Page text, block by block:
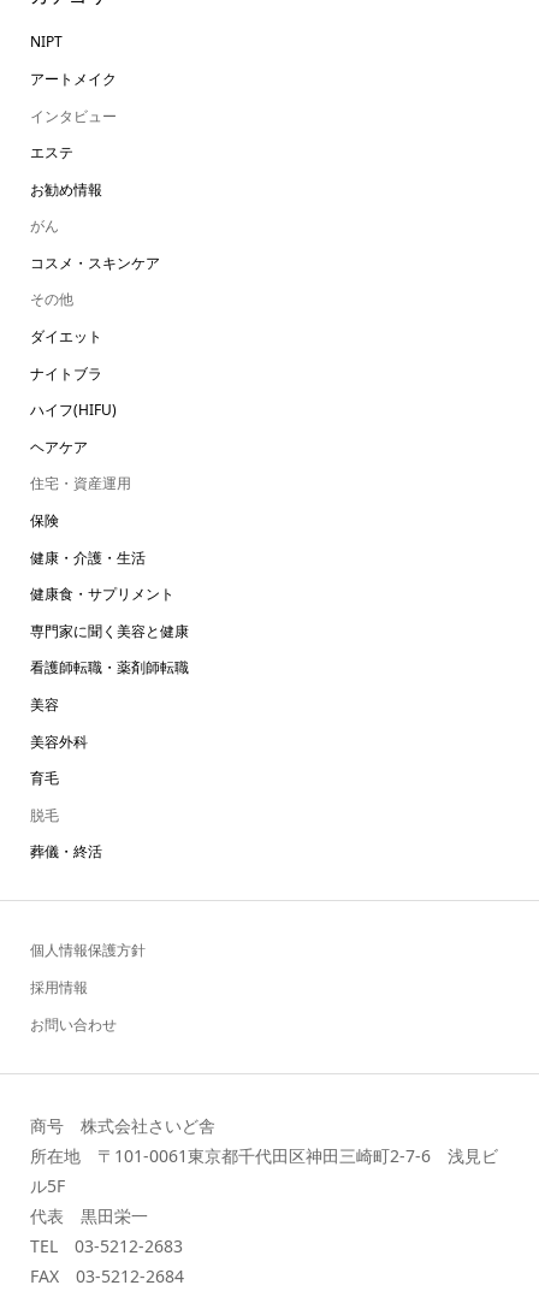
NIPT
アートメイク
インタビュー
エステ
お勧め情報
がん
コスメ・スキンケア
その他
ダイエット
ナイトブラ
ハイフ(HIFU)
ヘアケア
住宅・資産運用
保険
健康・介護・生活
健康食・サプリメント
専門家に聞く美容と健康
看護師転職・薬剤師転職
美容
美容外科
育毛
脱毛
葬儀・終活
個人情報保護方針
採用情報
お問い合わせ
商号 株式会社さいど舎
所在地 〒101-0061東京都千代田区神田三崎町2-7-6 浅見ビ
ル5F
代表 黒田栄一
TEL 03-5212-2683
FAX 03-5212-2684